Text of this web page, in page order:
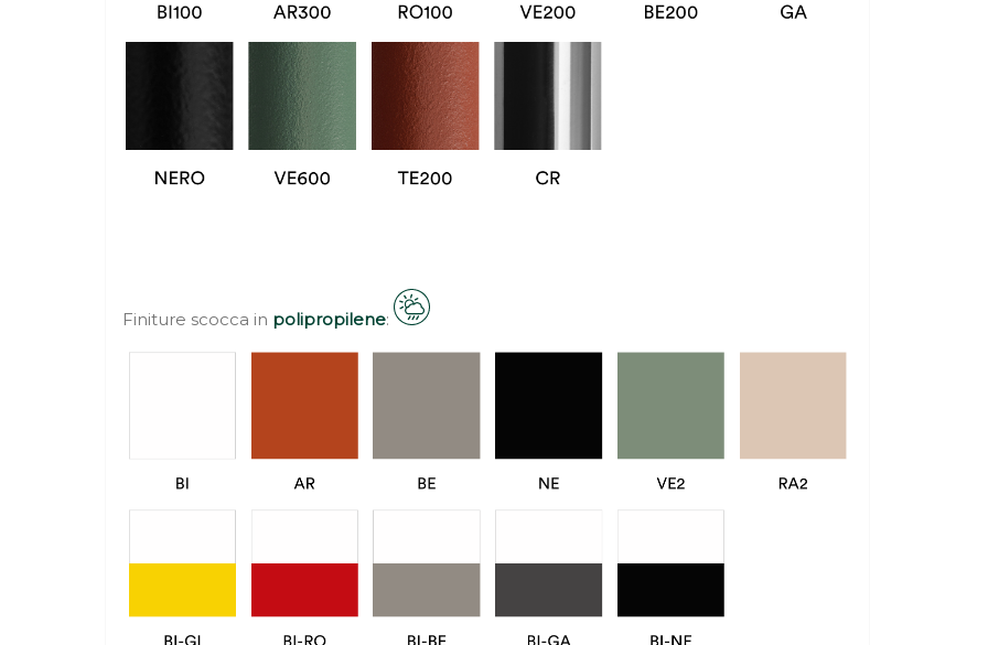
Finiture scocca in polipropilene: